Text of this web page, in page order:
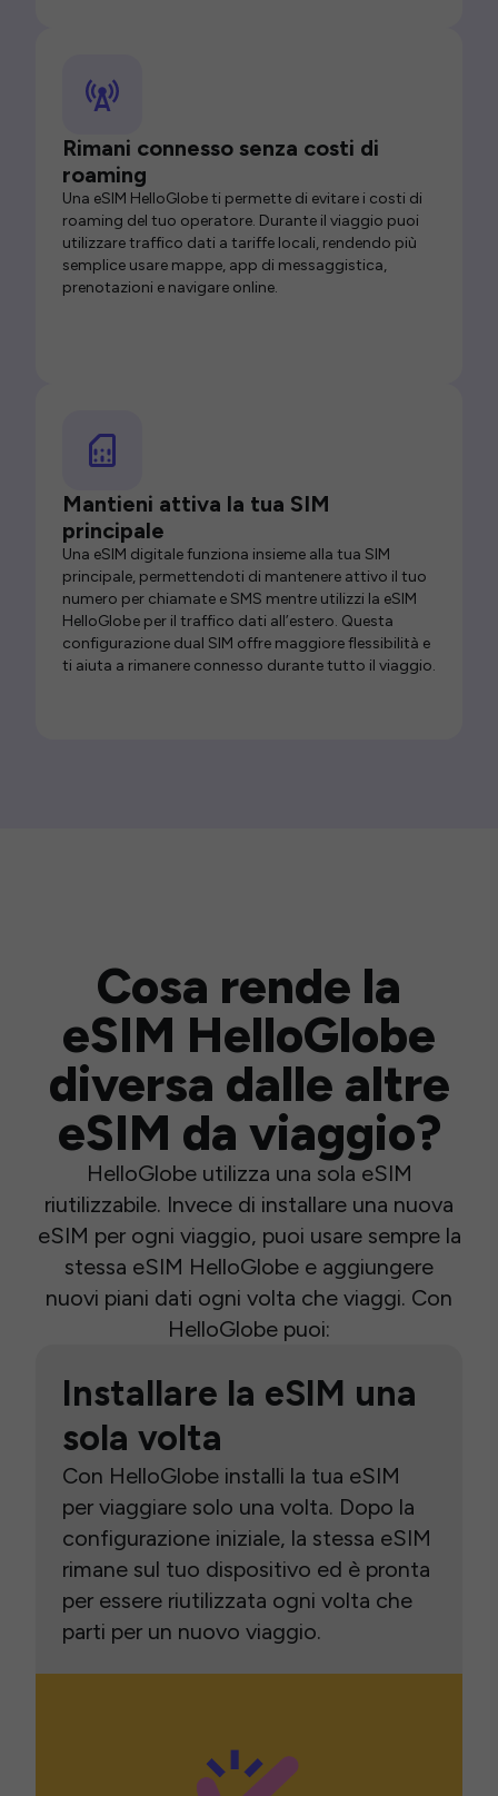
Rimani connesso senza costi di
roaming
Una eSIM HelloGlobe ti permette di evitare i costi di
roaming del tuo operatore. Durante il viaggio puoi
utilizzare traffico dati a tariffe locali, rendendo più
semplice usare mappe, app di messaggistica,
prenotazioni e navigare online.
Mantieni attiva la tua SIM
principale
Una eSIM digitale funziona insieme alla tua SIM
principale, permettendoti di mantenere attivo il tuo
numero per chiamate e SMS mentre utilizzi la eSIM
HelloGlobe per il traffico dati all’estero. Questa
configurazione dual SIM offre maggiore flessibilità e
ti aiuta a rimanere connesso durante tutto il viaggio.
Cosa rende la
eSIM HelloGlobe
diversa dalle altre
eSIM da viaggio?
HelloGlobe utilizza una sola eSIM
riutilizzabile. Invece di installare una nuova
eSIM per ogni viaggio, puoi usare sempre la
stessa eSIM HelloGlobe e aggiungere
nuovi piani dati ogni volta che viaggi. Con
HelloGlobe puoi:
Installare la eSIM una
sola volta
Con HelloGlobe installi la tua eSIM
per viaggiare solo una volta. Dopo la
configurazione iniziale, la stessa eSIM
rimane sul tuo dispositivo ed è pronta
per essere riutilizzata ogni volta che
parti per un nuovo viaggio.